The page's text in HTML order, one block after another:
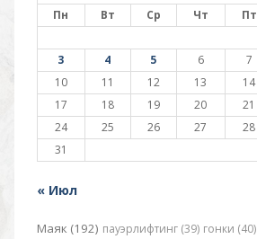
Пн Вт Ср Чт Пт
3
4 5 6 7
10
11 12 13 14
17
18 19 20 21
24
25 26 27 28
31
« Июл
Маяк (192) пауэрлифтинг (39) гонки (40)